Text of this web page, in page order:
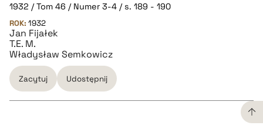
1932 / Tom 46 / Numer 3-4 / s. 189 - 190
ROK: 1932
Jan Fijałek
T.E. M.
Władysław Semkowicz
Zacytuj Udostępnij